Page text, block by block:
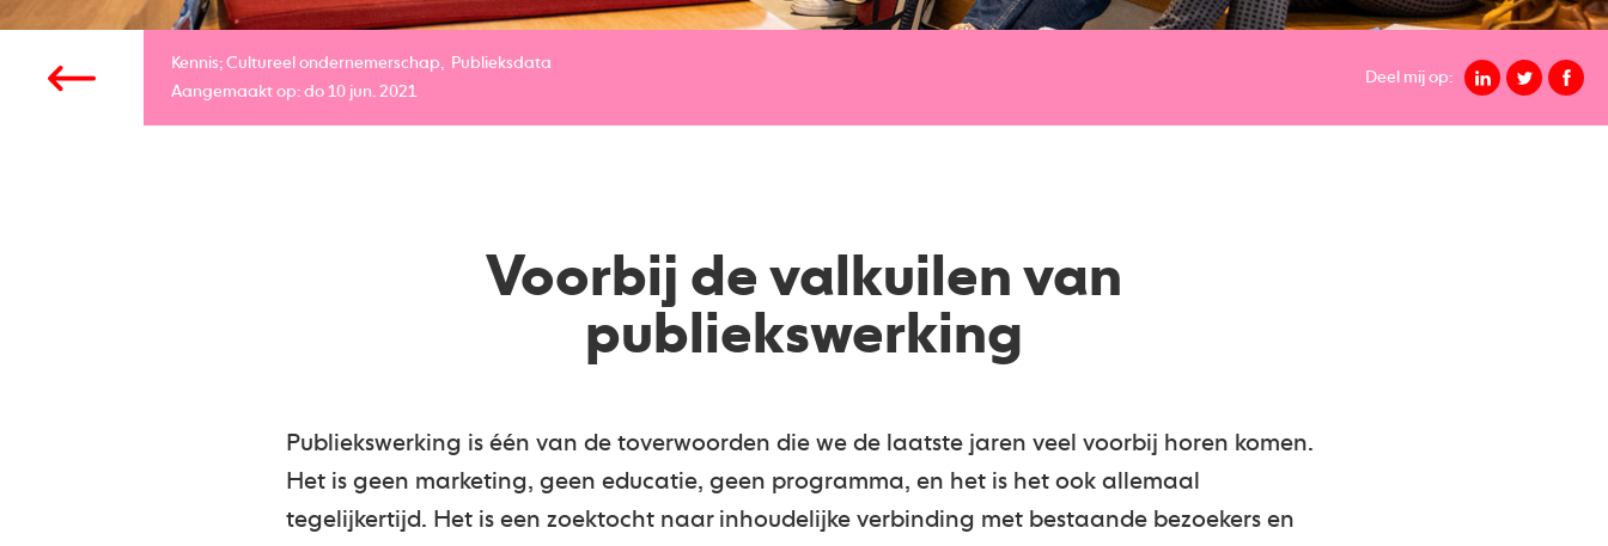
Kennis; Cultureel ondernemerschap
Publieksdata
Aangemaakt op: do 10 jun. 2021
Deel mij op:
Voorbij de valkuilen van
publiekswerking
Publiekswerking is één van de toverwoorden die we de laatste jaren veel voorbij horen komen.
Het is geen marketing, geen educatie, geen programma, en het is het ook allemaal
tegelijkertijd. Het is een zoektocht naar inhoudelijke verbinding met bestaande bezoekers en